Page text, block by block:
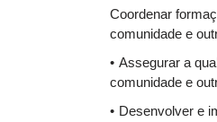
Coordenar
comunidade e
Assegurar a
comunidade e
Desenvolver e